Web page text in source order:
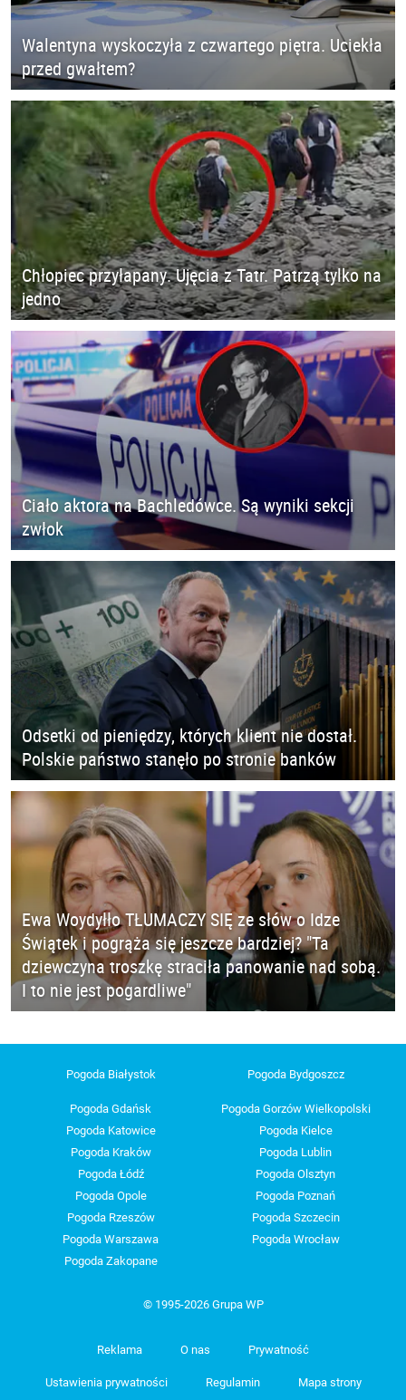
Walentyna wyskoczyła z czwartego piętra. Uciekła
przed gwałtem?
Chłopiec przyłapany. Ujęcia z Tatr. Patrzą tylko na
jedno
Ciało aktora na Bachledówce. Są wyniki sekcji
zwłok
Odsetki od pieniędzy, których klient nie dostał.
Polskie państwo stanęło po stronie banków
Ewa Woydyłło TŁUMACZY SIĘ ze słów o Idze
Świątek i pogrąża się jeszcze bardziej? "Ta
dziewczyna troszkę straciła panowanie nad sobą.
I to nie jest pogardliwe"
Pogoda Białystok Pogoda Bydgoszcz
Pogoda Gdańsk
Pogoda Gorzów Wielkopolski
Pogoda Katowice
Pogoda Kielce
Pogoda Kraków
Pogoda Lublin
Pogoda Łódź
Pogoda Olsztyn
Pogoda Opole
Pogoda Poznań
Pogoda Rzeszów
Pogoda Szczecin
Pogoda Warszawa
Pogoda Wrocław
Pogoda Zakopane
© 1995-2026 Grupa WP
Reklama O nas Prywatność
Ustawienia prywatności Regulamin Mapa strony